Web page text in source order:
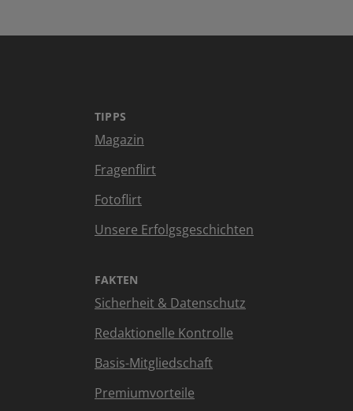
TIPPS
Magazin
Fragenflirt
Fotoflirt
Unsere Erfolgsgeschichten
FAKTEN
Sicherheit & Datenschutz
Redaktionelle Kontrolle
Basis-Mitgliedschaft
Premiumvorteile